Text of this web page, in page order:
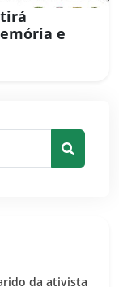
e
da ativista